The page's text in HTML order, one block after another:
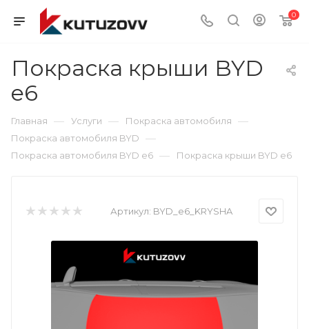
0
Покраска крыши BYD
e6
Главная — Услуги — Покраска автомобиля —
Покраска автомобиля BYD —
Покраска автомобиля BYD e6 — Покраска крыши BYD e6
Артикул: BYD_e6_KRYSHA